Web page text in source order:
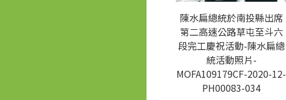
陳水扁總統於南投縣出席
第二高速公路草屯至斗六
段完工慶祝活動-陳水扁總
統活動照片-
MOFA109179CF-2020-12-
PH00083-034